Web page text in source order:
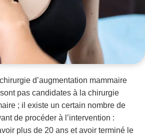
d’augmentation mammaire
pas candidates à la chirurgie
; il existe un certain nombre de
de procéder à l’intervention :
plus de 20 ans et avoir terminé le